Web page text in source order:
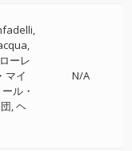
ーレ
マイ
ル・
ヘ
N/A